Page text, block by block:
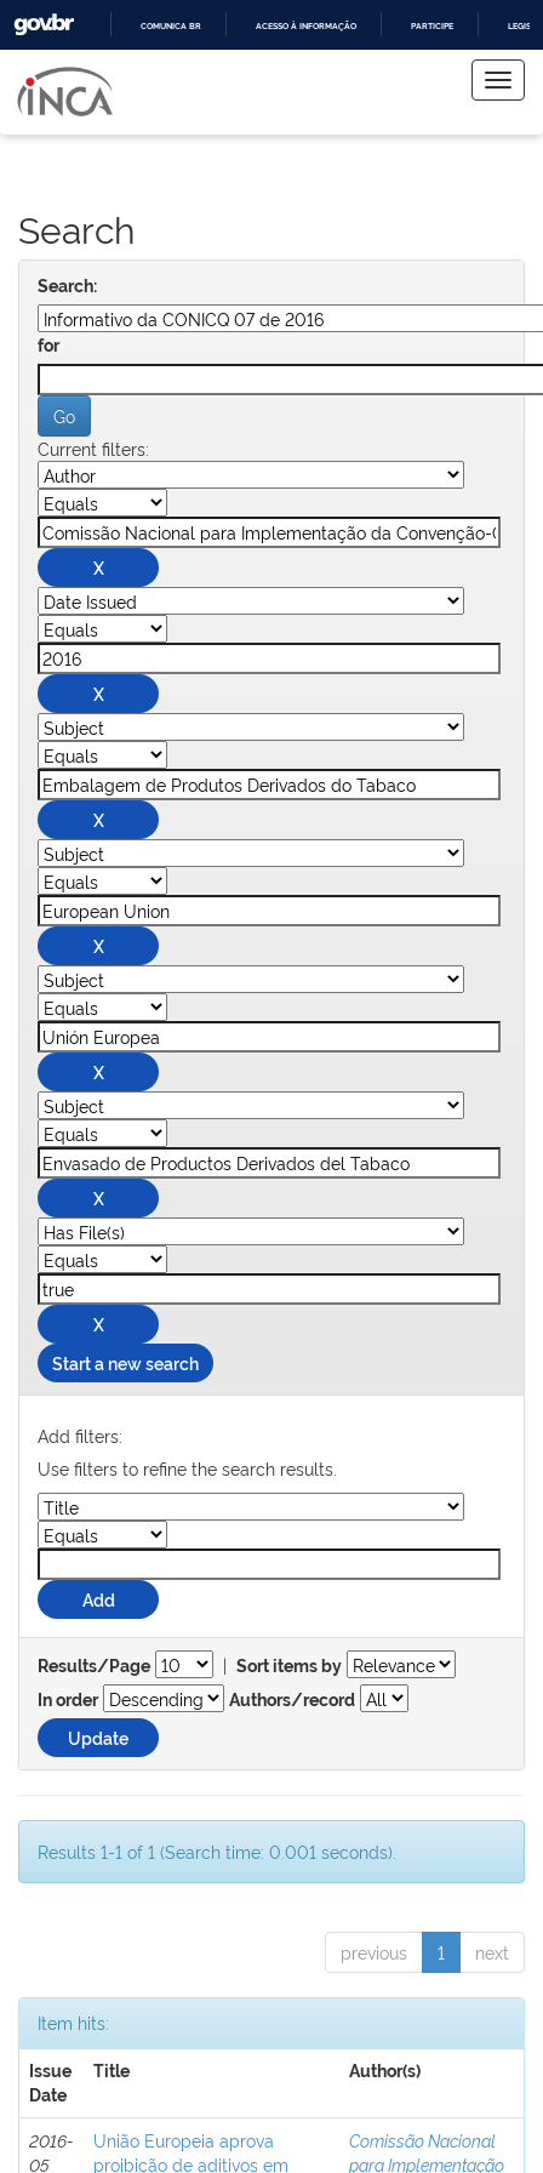
COMUNICA BR ACESSO À INFORMAÇÃO PARTICIPE
navigation
Search
Search:
for
Current filters:
Start a new search
Add filters:
Use filters to refine the search results.
Results/Page | Sort items by
In order
Authors/record
Results 1-1 of 1 (Search time: 0.001 seconds).
previous 1 next
Item hits:
Issue
Date
Title Author(s)
2016-
05
União Europeia aprova
proibição de aditivos em
Comissão Nacional
para Implementação